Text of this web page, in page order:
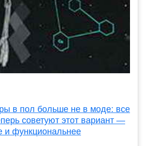
в пол больше не в моде: все
советуют этот вариант —
и функциональнее